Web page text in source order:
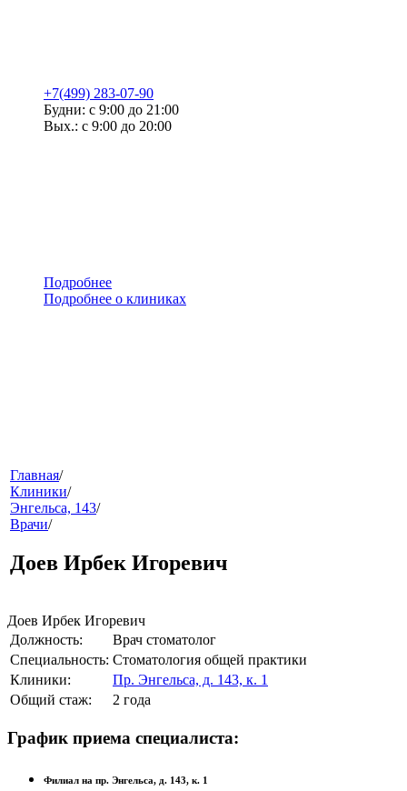
+7(499) 283-07-90
Будни: с 9:00 до 21:00
Вых.: с 9:00 до 20:00
Подробнее
Подробнее о клиниках
меню
звонок
Главная/
Клиники/
Энгельса, 143/
Врачи/
Доев Ирбек Игоревич
Доев Ирбек Игоревич
Должность:
Врач стоматолог
Специальность: Стоматология общей практики
Клиники:
Пр. Энгельса, д. 143, к. 1
Общий стаж:
2 года
График приема специалиста:
Филиал на пр. Энгельса, д. 143, к. 1